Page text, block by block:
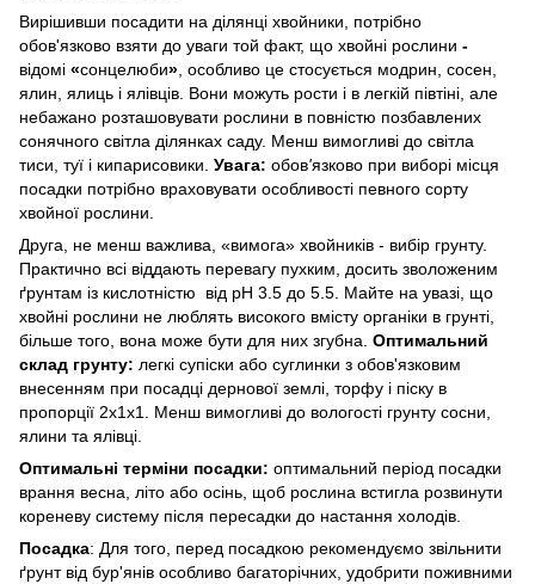
Вирішивши посадити на ділянці хвойники, потрібно
обов'язково взяти до уваги той факт, що хвойні рослини -
відомі «сонцелюби» , особливо це стосується модрин, сосен,
ялин, ялиць і ялівців. Вони можуть рости і в легкій півтіні, але
небажано розташовувати рослини в повністю позбавлених
сонячного світла ділянках саду. Менш вимогливі до світла
тиси, туї і кипарисовики. Увага: обов'язково при виборі місця
посадки потрібно враховувати особливості певного сорту
хвойної рослини.
Друга, не менш важлива, «вимога» хвойників - вибір грунту.
Практично всі віддають перевагу пухким, досить зволоженим
ґрунтам із кислотністю від рН 3.5 до 5.5. Майте на увазі, що
хвойні рослини не люблять високого вмісту органіки в грунті,
більше того, вона може бути для них згубна. Оптимальний
склад грунту: легкі супіски або суглинки з обов'язковим
внесенням при посадці дернової землі, торфу і піску в
пропорції 2х1х1. Менш вимогливі до вологості грунту сосни,
ялини та ялівці.
Оптимальні терміни посадки: оптимальний період посадки
врання весна, літо або осінь, щоб рослина встигла розвинути
кореневу систему після пересадки до настання холодів.
Посадка: Для того, перед посадкою рекомендуємо звільнити
ґрунт від бур'янів особливо багаторічних, удобрити поживними